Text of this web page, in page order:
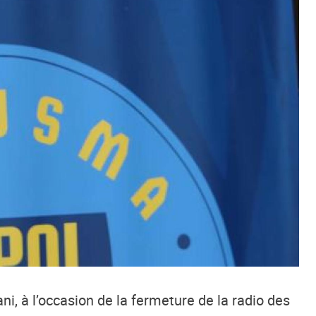
, à l’occasion de la fermeture de la radio des